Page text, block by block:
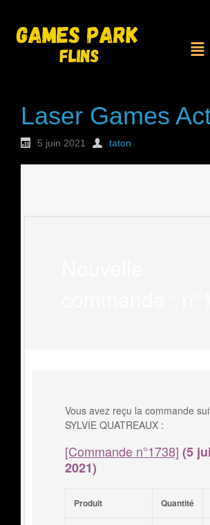
Laser Games
5 juin 2021 taton
Vous avez reçu la commande
SYLVIE QUATREAUX :
[Commande n°1738] (5
2021)
Produit Quantité